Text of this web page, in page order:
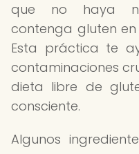
que no haya
contenga gluten
Esta práctica te
contaminaciones
dieta libre de
consciente.
Algunos